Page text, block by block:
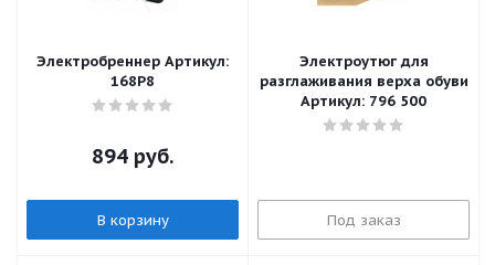
Электробреннер Артикул:
168P8
894 руб.
В корзину
Электроутюг для
разглаживания верха обуви
Артикул: 796 500
Под заказ